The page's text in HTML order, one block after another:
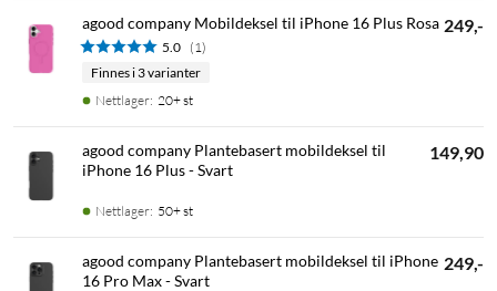
agood company Mobildeksel til iPhone 16 Plus Rosa
5.0 (1)
Finnes i 3 varianter
249,-
Nettlager: 20+ st
agood company Plantebasert mobildeksel til
iPhone 16 Plus - Svart
149,90
Nettlager: 50+ st
agood company Plantebasert mobildeksel til iPhone
16 Pro Max - Svart
249,-